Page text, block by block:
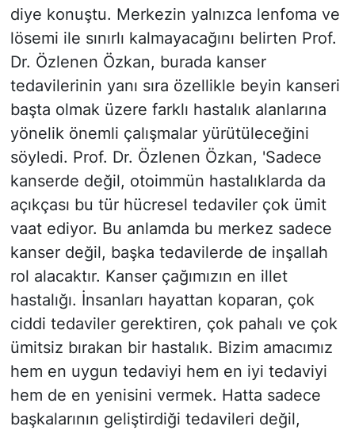
diye konuştu. Merkezin yalnızca lenfoma ve
lösemi ile sınırlı kalmayacağını belirten Prof.
Dr. Özlenen Özkan, burada kanser
tedavilerinin yanı sıra özellikle beyin kanseri
başta olmak üzere farklı hastalık alanlarına
yönelik önemli çalışmalar yürütüleceğini
söyledi. Prof. Dr. Özlenen Özkan, 'Sadece
kanserde değil, otoimmün hastalıklarda da
açıkçası bu tür hücresel tedaviler çok ümit
vaat ediyor. Bu anlamda bu merkez sadece
kanser değil, başka tedavilerde de inşallah
rol alacaktır. Kanser çağımızın en illet
hastalığı. İnsanları hayattan koparan, çok
ciddi tedaviler gerektiren, çok pahalı ve çok
ümitsiz bırakan bir hastalık. Bizim amacımız
hem en uygun tedaviyi hem en iyi tedaviyi
hem de en yenisini vermek. Hatta sadece
başkalarının geliştirdiği tedavileri değil,